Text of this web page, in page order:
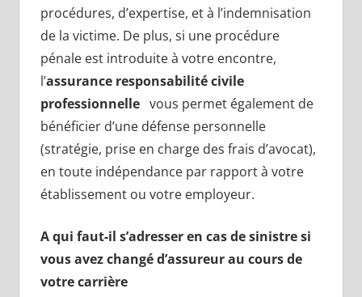
procédures, d’expertise, et à l’indemnisation
de la victime. De plus, si une procédure
pénale est introduite à votre encontre,
l’assurance responsabilité civile
professionnelle vous permet également de
bénéficier d’une défense personnelle
(stratégie, prise en charge des frais d’avocat),
en toute indépendance par rapport à votre
établissement ou votre employeur.
A qui faut-il s’adresser en cas de sinistre si
vous avez changé d’assureur au cours de
votre carrière